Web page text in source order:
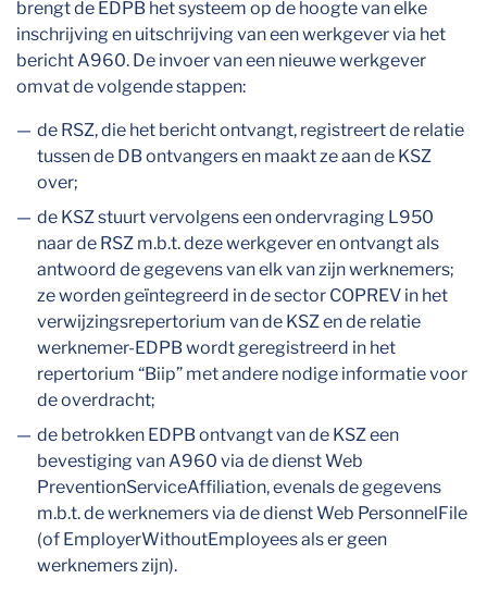
brengt de EDPB het systeem op de hoogte van elke
inschrijving en uitschrijving van een werkgever via het
bericht A960. De invoer van een nieuwe werkgever
omvat de volgende stappen:
de RSZ, die het bericht ontvangt, registreert de relatie
tussen de DB ontvangers en maakt ze aan de KSZ
over;
de KSZ stuurt vervolgens een ondervraging L950
naar de RSZ m.b.t. deze werkgever en ontvangt als
antwoord de gegevens van elk van zijn werknemers;
ze worden geïntegreerd in de sector COPREV in het
verwijzingsrepertorium van de KSZ en de relatie
werknemer-EDPB wordt geregistreerd in het
repertorium “Biip” met andere nodige informatie voor
de overdracht;
de betrokken EDPB ontvangt van de KSZ een
bevestiging van A960 via de dienst Web
PreventionServiceAffiliation, evenals de gegevens
m.b.t. de werknemers via de dienst Web PersonnelFile
(of EmployerWithoutEmployees als er geen
werknemers zijn).